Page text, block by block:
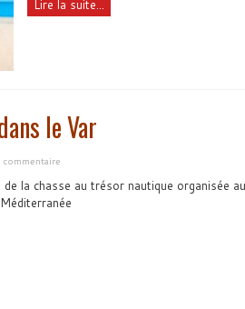
Lire la suite...
le Var
commentaire
la chasse au trésor nautique organisée